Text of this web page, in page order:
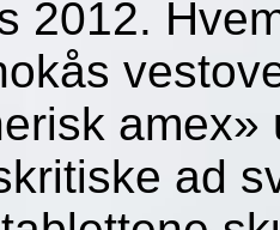
2012.
amex»
ad